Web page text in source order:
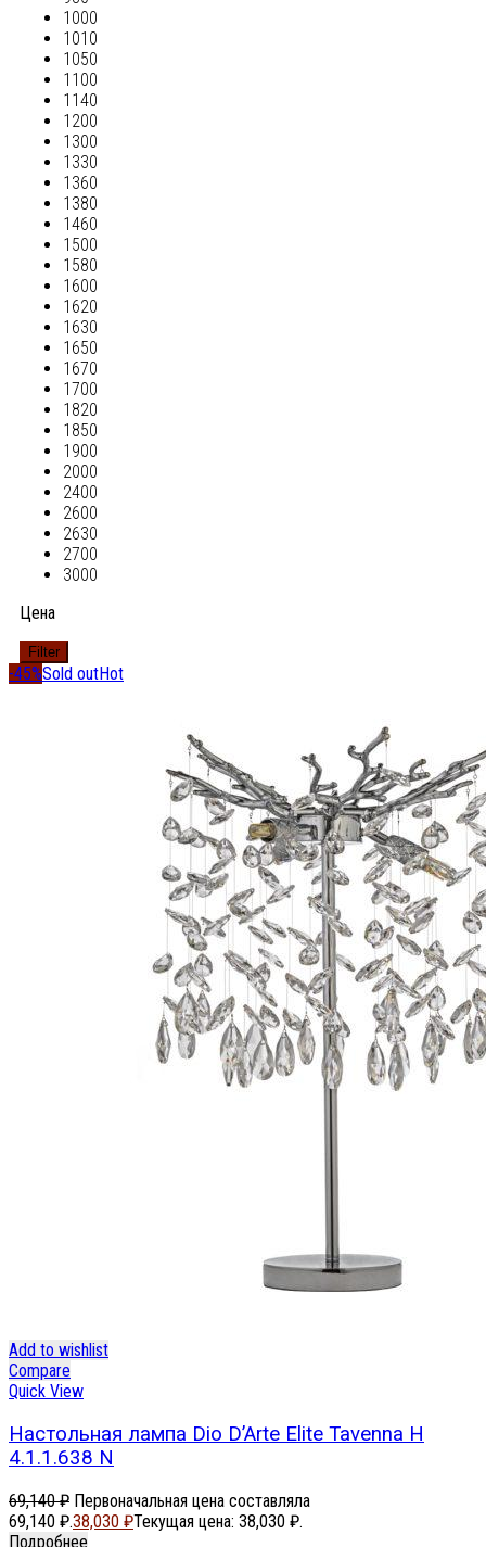
1000
1010
1050
1100
1140
1200
1300
1330
1360
1380
1460
1500
1580
1600
1620
1630
1650
1670
1700
1820
1850
1900
2000
2400
2600
2630
2700
3000
Цена
Filter
-45%Sold outHot
Add to wishlist
Compare
Quick View
Настольная лампа Dio D’Arte Elite Tavenna H
4.1.1.638 N
69,140₽ Первоначальная цена составляла
69,140 ₽.38,030 ₽Текущая цена: 38,030 ₽.
Подробнее